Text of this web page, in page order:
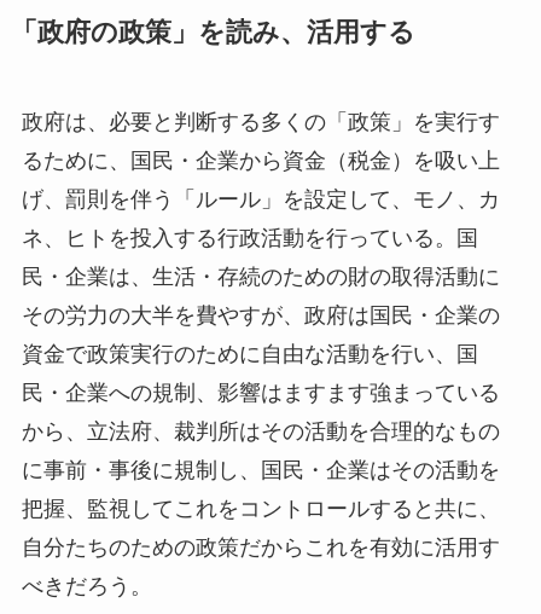
「政府の政策」を読み、活用する
政府は、必要と判断する多くの「政策」を実行す
るために、国民・企業から資金（税金）を吸い上
げ、罰則を伴う「ルール」を設定して、モノ、カ
ネ、ヒトを投入する行政活動を行っている。国
民・企業は、生活・存続のための財の取得活動に
その労力の大半を費やすが、政府は国民・企業の
資金で政策実行のために自由な活動を行い、国
民・企業への規制、影響はますます強まっている
から、立法府、裁判所はその活動を合理的なもの
に事前・事後に規制し、国民・企業はその活動を
把握、監視してこれをコントロールすると共に、
自分たちのための政策だからこれを有効に活用す
べきだろう。